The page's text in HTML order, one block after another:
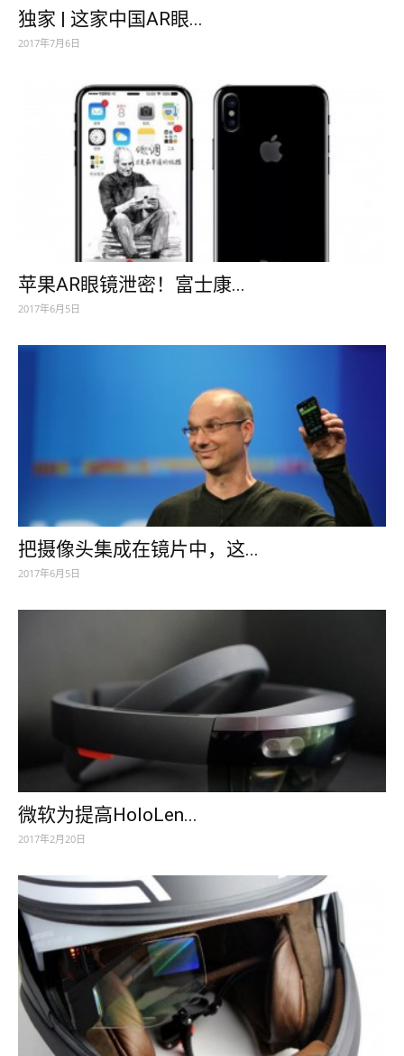
独家 | 这家中国AR眼...
2017年7月6日
苹果AR眼镜泄密！富士康...
2017年6月5日
把摄像头集成在镜片中，这...
2017年6月5日
微软为提高HoloLen...
2017年2月20日